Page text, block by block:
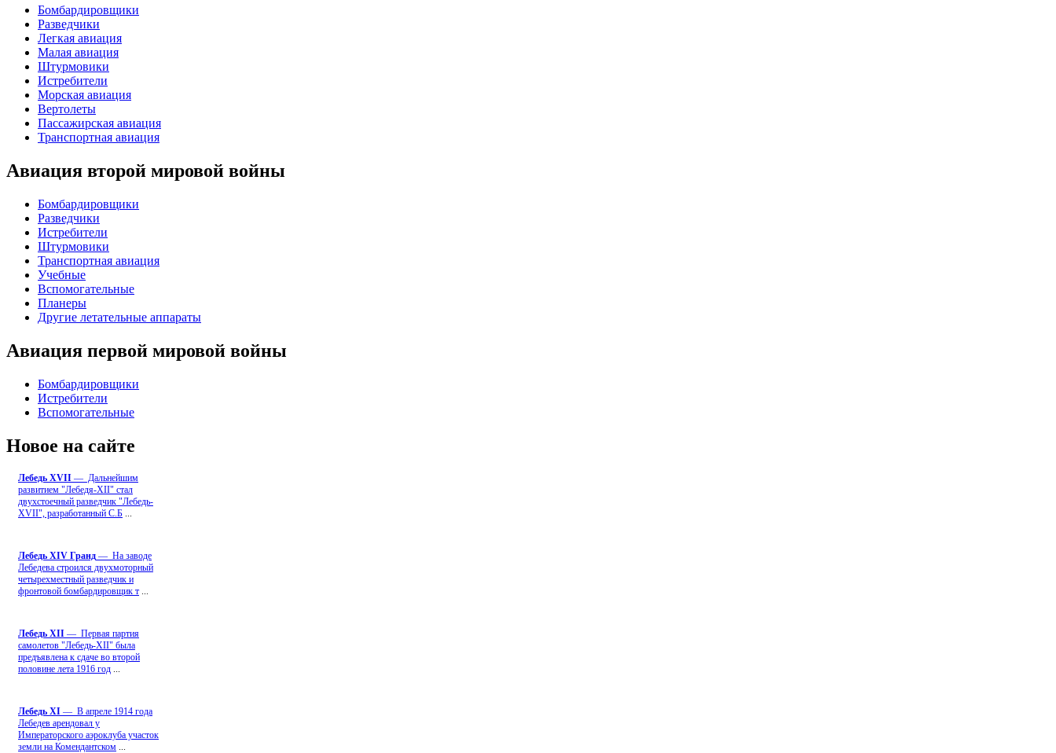
Бомбардировщики
Разведчики
Легкая авиация
Малая авиация
Штурмовики
Истребители
Морская авиация
Вертолеты
Пассажирская авиация
Транспортная авиация
Авиация второй мировой войны
Бомбардировщики
Разведчики
Истребители
Штурмовики
Транспортная авиация
Учебные
Вспомогательные
Планеры
Другие летательные аппараты
Авиация первой мировой войны
Бомбардировщики
Истребители
Вспомогательные
Новое на сайте
Лебедь ХVII — Дальнейшим
развитием "Лебедя-ХII" стал
двухстоечный разведчик "Лебедь-
XVII", разработанный С.Б
Лебедь ХIV Гранд — На заводе
Лебедева строился двухмоторный
четырехместный разведчик и
фронтовой бомбардировщик т
Лебедь ХII — Первая партия
самолетов "Лебедь-ХII" была
предъявлена к сдаче во второй
половине лета 1916 год
Лебедь ХI — В апреле 1914 года
Лебедев арендовал у
Императорского аэроклуба участок
земли на Комендантском